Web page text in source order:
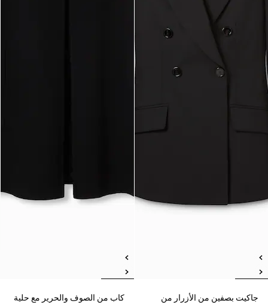
جاكيت بصفين من الأزرار من
كاب من الصوف والحرير مع حلية